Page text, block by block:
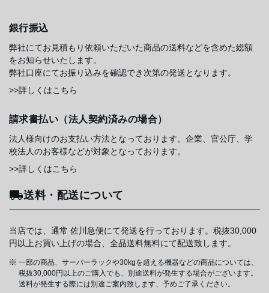
銀行振込
弊社にてお見積もり依頼いただいた商品の送料などを含めた総額
をお知らせいたします。
弊社口座にてお振り込みを確認でき次第の発送となります。
>>詳しくはこちら
請求書払い（法人契約済みの場合）
法人様向けのお支払い方法となっております。企業、官公庁、学
校法人のお客様などが対象となっております。
>>詳しくはこちら
送料・配送について
当店では、通常 佐川急便にて発送を行っております。税抜30,000
円以上お買い上げの場合、全品送料無料にて配送致します。
一部の商品、サーバーラックや30kgを超える機器などの商品については、
税抜30,000円以上のご購入でも、別途送料が発生する場合がございます。
送料が発生する際には別途ご案内致します、予めご了承ください。